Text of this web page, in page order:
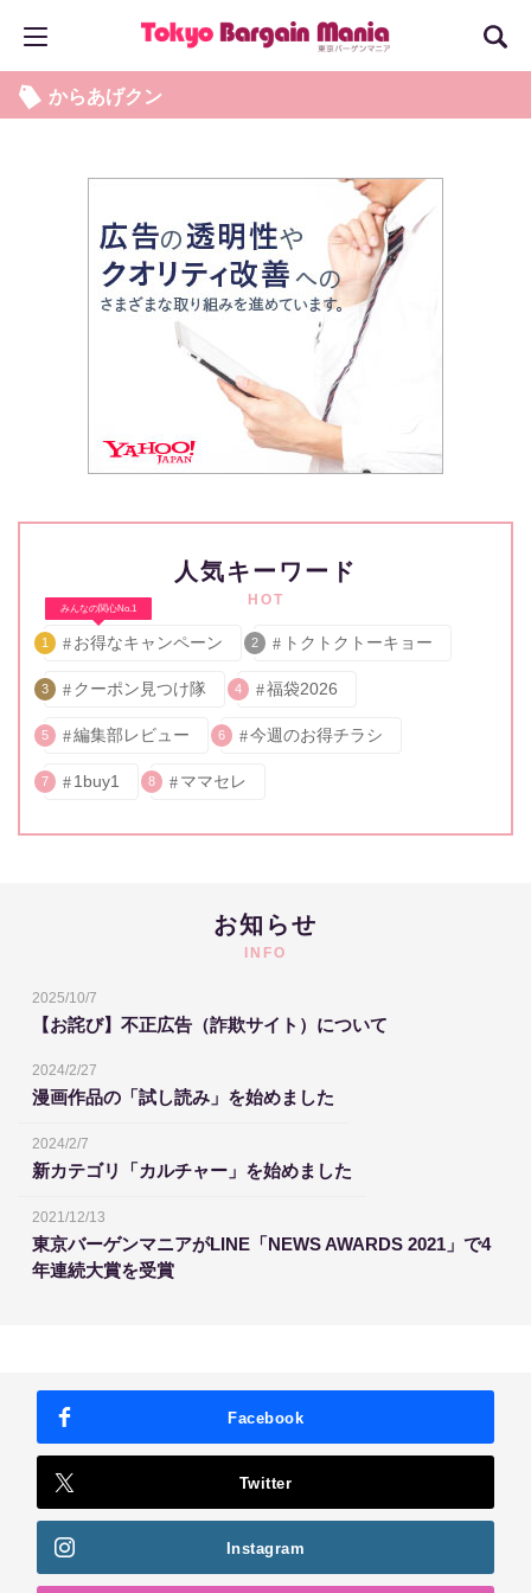
からあげクン
人気キーワード
HOT
みんなの関心No.1
1 お得なキャンペーン 2 トクトクトーキョー
3 クーポン見つけ隊 4 福袋2026
5 編集部レビュー 6 今週のお得チラシ
7 1buy1 8 ママセレ
お知らせ
INFO
2025/10/7
【お詫び】不正広告（詐欺サイト）について
2024/2/27
漫画作品の「試し読み」を始めました
2024/2/7
新カテゴリ「カルチャー」を始めました
2021/12/13
東京バーゲンマニアがLINE「NEWS AWARDS 2021」で4
年連続大賞を受賞
Facebook
Twitter
Instagram